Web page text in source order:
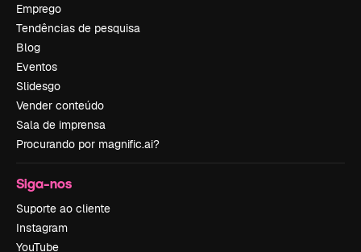
Emprego
Tendências de pesquisa
Blog
Eventos
Slidesgo
Vender conteúdo
Sala de imprensa
Procurando por magnific.ai?
Siga-nos
Suporte ao cliente
Instagram
YouTube